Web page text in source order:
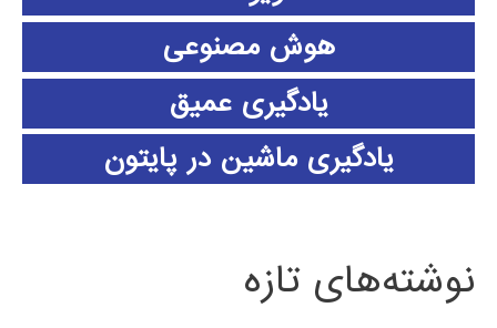
هوش مصنوعی
یادگیری عمیق
یادگیری ماشین در پایتون
نوشته‌های تازه